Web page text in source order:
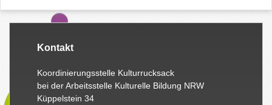
Kontakt
Koordinierungsstelle Kulturrucksack
bei der Arbeitsstelle Kulturelle Bildung NRW
Küppelstein 34